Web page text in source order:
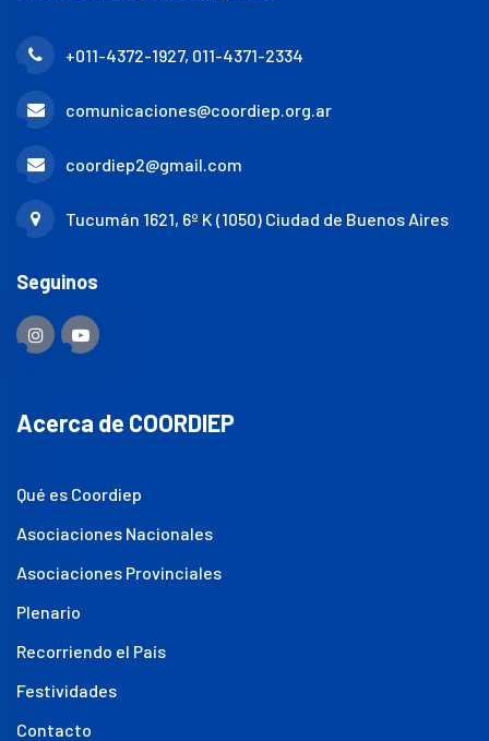
+011-4372-1927, 011-4371-2334
comunicaciones@coordiep.org.ar
coordiep2@gmail.com
Tucumán 1621, 6º K (1050) Ciudad de Buenos Aires
Seguinos
Acerca de COORDIEP
Qué es Coordiep
Asociaciones Nacionales
Asociaciones Provinciales
Plenario
Recorriendo el País
Festividades
Contacto